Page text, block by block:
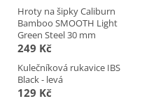
Hroty na šipky Caliburn
Bamboo SMOOTH Light
Green Steel 30 mm
249 Kč
Kulečníková rukavice IBS
Black - levá
129 Kč